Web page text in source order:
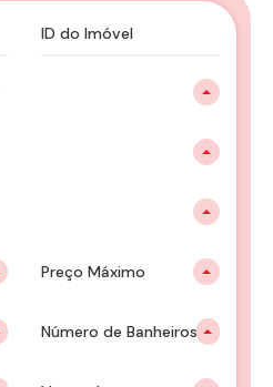
Preço Máximo
Número de Banheiros